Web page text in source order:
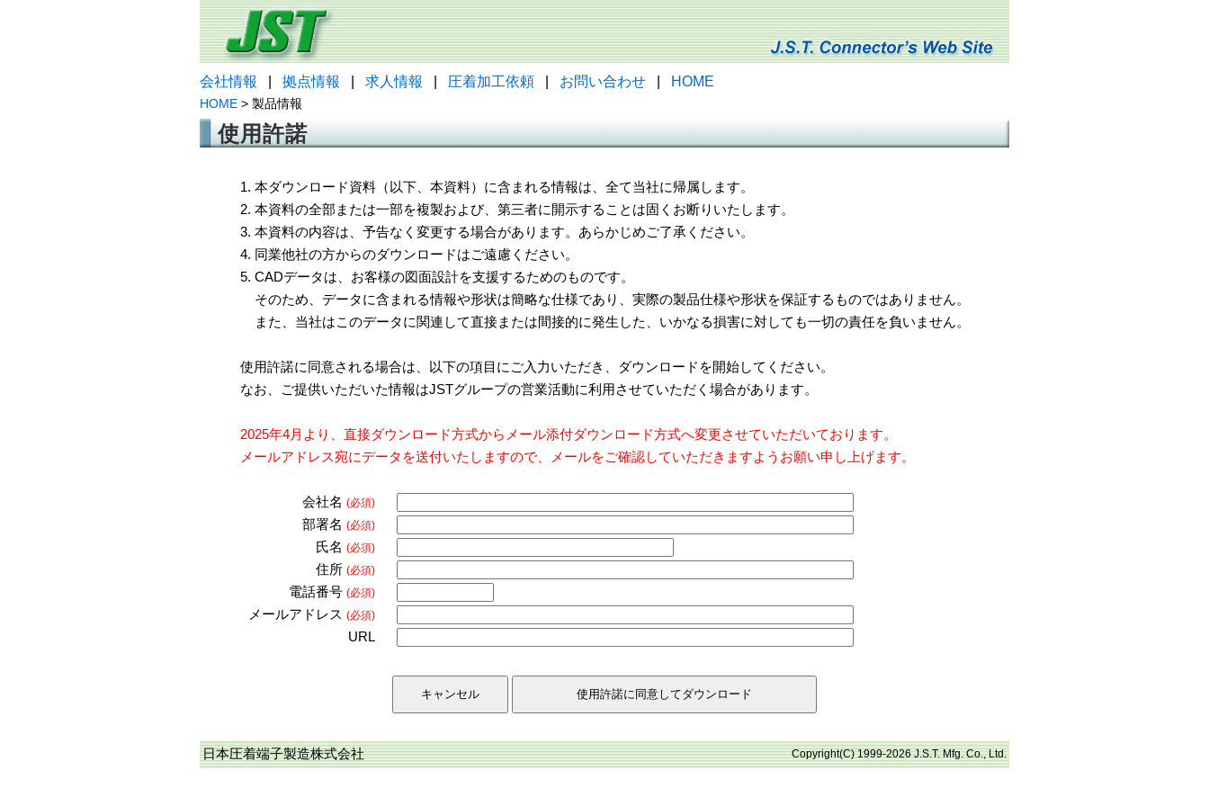
会社情報 拠点情報 求人情報 圧着加工依頼 お問い合わせ HOME
HOME > 製品情報
使用許諾
1. 本ダウンロード資料（以下、本資料）に含まれる情報は、全て当社に帰属します。
2. 本資料の全部または一部を複製および、第三者に開示することは固くお断りいたします。
3. 本資料の内容は、予告なく変更する場合があります。あらかじめご了承ください。
4. 同業他社の方からのダウンロードはご遠慮ください。
5. CADデータは、お客様の図面設計を支援するためのものです。
そのため、データに含まれる情報や形状は簡略な仕様であり、実際の製品仕様や形状を保証するものではありません。
また、当社はこのデータに関連して直接または間接的に発生した、いかなる損害に対しても一切の責任を負いません。
使用許諾に同意される場合は、以下の項目にご入力いただき、ダウンロードを開始してください。
なお、ご提供いただいた情報はJSTグループの営業活動に利用させていただく場合があります。
2025年4月より、直接ダウンロード方式からメール添付ダウンロード方式へ変更させていただいております。
メールアドレス宛にデータを送付いたしますので、メールをご確認していただきますようお願い申し上げます。
会社名 (必須)
部署名 (必須)
氏名 (必須)
住所 (必須)
電話番号 (必須)
メールアドレス (必須)
URL
日本圧着端子製造株式会社 Copyright(C) 1999-2026 J.S.T. Mfg. Co., Ltd.